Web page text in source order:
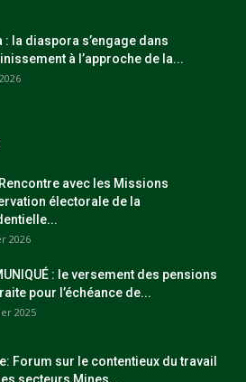
: la diaspora s’engage dans
à l’approche de la...
Rencontre avec les Missions
électorale de la
2026
: le versement des pensions
pour l’échéance de...
2025
Forum sur le contentieux du travail